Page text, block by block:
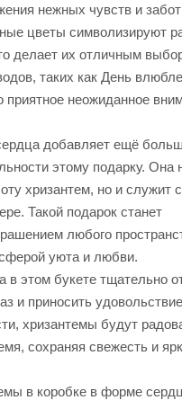
нежных чувств и
цветы символизируют
делает их отличным
таких как День
приятное неожиданное
добавляет ещё
этому подарку. Она
хризантем, но и служит
Такой подарок станет
любого
уюта и любви.
в этом букете тщательно
и приносить
хризантемы будут
сохраняя свежесть и
в коробке в форме